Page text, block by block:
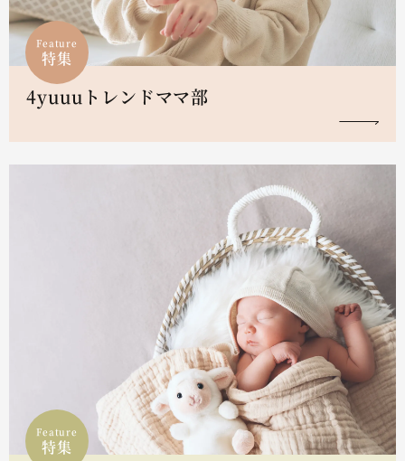
Feature
特集
4yuuuトレンドママ部
Feature
特集